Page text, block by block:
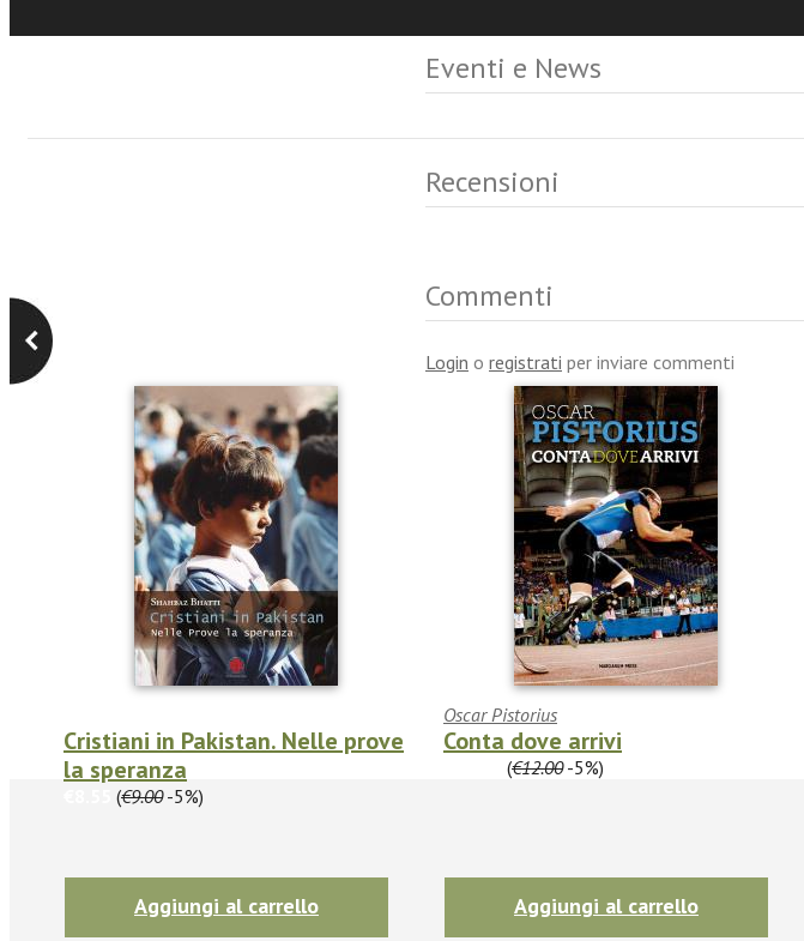
Eventi e News
Recensioni
Commenti
Login o registrati per inviare commenti
Cristiani in Pakistan. Nelle prove
la speranza
(€9.00-5%)
Aggiungi al carrello
Oscar Pistorius
Conta dove arrivi
(€12.00-5%)
Aggiungi al carrello